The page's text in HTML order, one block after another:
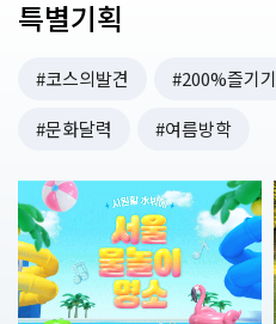
특별기획
#코스의발견 #200%즐기기
#문화달력
#여름방학